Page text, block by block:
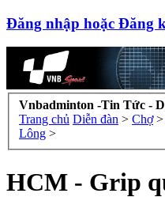
Đăng nhập hoặc Đăng
Vnbadminton -Tin Tức -
Trang chủ Diễn đàn > Chợ >
Lông >
HCM - Grip